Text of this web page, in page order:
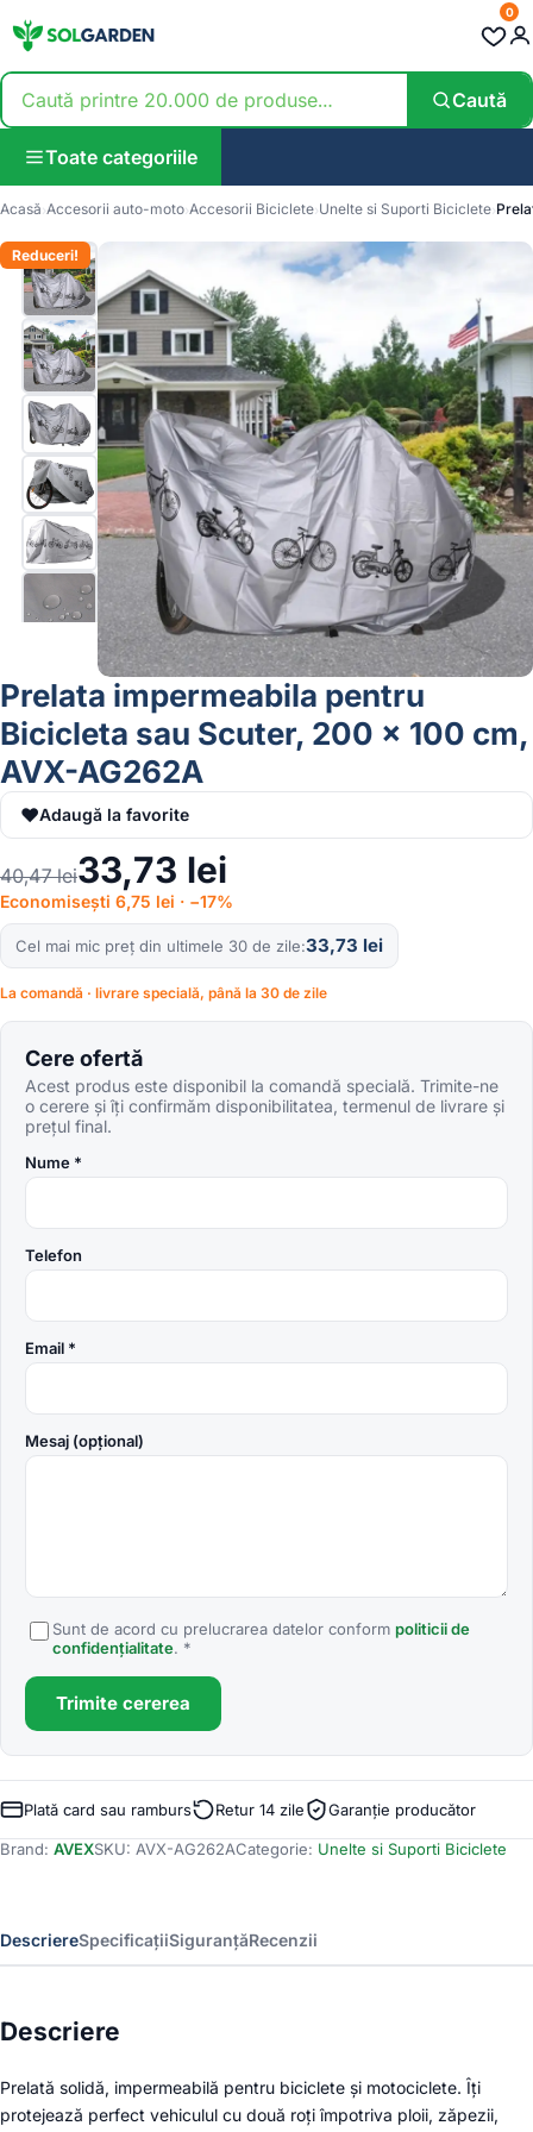
Caută
0
Toate categoriile
Acasă Accesorii auto-moto Accesorii Biciclete Unelte si Suporti Biciclete
Reduceri!
Prelata impermeabila pentru
Bicicleta sau Scuter, 200 x 100 cm,
AVX-AG262A
♥Adaugă la favorite
40,47lei33,73 lei
Economisești 6,75 lei · −17%
Cel mai mic preț din ultimele 30 de zile 33,73 lei
La comandă · livrare specială, până la 30 de zile
Cere ofertă
Acest produs este disponibil la comandă specială. Trimite-ne
o cerere și îți confirmăm disponibilitatea, termenul de livrare și
prețul final.
Nume *
Telefon
Email *
Mesaj (opțional)
Sunt de acord cu prelucrarea datelor conform politicii de
confidențialitate. *
Trimite cererea
Plată card sau ramburs Retur 14 zile Garanție producător
Brand: AVEXSKU: AVX-AG262ACategorie: Unelte si Suporti Biciclete
DescriereSpecificațiiSiguranțăRecenzii
Descriere
Prelată solidă, impermeabilă pentru biciclete și motociclete. Îți
protejează perfect vehiculul cu două roți împotriva ploii, zăpezii,